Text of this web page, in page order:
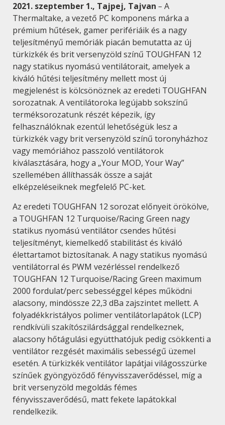
2021. szeptember 1., Tajpej, Tajvan – A
Thermaltake, a vezető PC komponens márka a
prémium hűtések, gamer perifériáik és a nagy
teljesítményű memóriák piacán bemutatta az új
türkizkék és brit versenyzöld színű TOUGHFAN 12
nagy statikus nyomású ventilátorait, amelyek a
kiváló hűtési teljesítmény mellett most új
megjelenést is kölcsönöznek az eredeti TOUGHFAN
sorozatnak. A ventilátoroka legújabb sokszínű
terméksorozatunk részét képezik, így
felhasználóknak ezentúl lehetőségük lesz a
türkizkék vagy brit versenyzöld színű toronyházhoz
vagy memóriához passzoló ventilátorok
kiválasztására, hogy a „Your MOD, Your Way”
szellemében állíthassák össze a saját
elképzeléseiknek megfelelő PC-ket.
Az eredeti TOUGHFAN 12 sorozat előnyeit örökölve,
a TOUGHFAN 12 Turquoise/Racing Green nagy
statikus nyomású ventilátor csendes hűtési
teljesítményt, kiemelkedő stabilitást és kiváló
élettartamot biztosítanak. A nagy statikus nyomású
ventilátorral és PWM vezérléssel rendelkező
TOUGHFAN 12 Turquoise/Racing Green maximum
2000 fordulat/perc sebességgel képes működni
alacsony, mindössze 22,3 dBa zajszintet mellett. A
folyadékkristályos polimer ventilátorlapátok (LCP)
rendkívüli szakítószilárdsággal rendelkeznek,
alacsony hőtágulási együtthatójuk pedig csökkenti a
ventilátor rezgését maximális sebességű üzemel
esetén. A türkizkék ventilátor lapátjai világosszürke
színűek gyöngyöződő fényvisszaverődéssel, míg a
brit versenyzöld megoldás fémes
fényvisszaverődésű, matt fekete lapátokkal
rendelkezik.